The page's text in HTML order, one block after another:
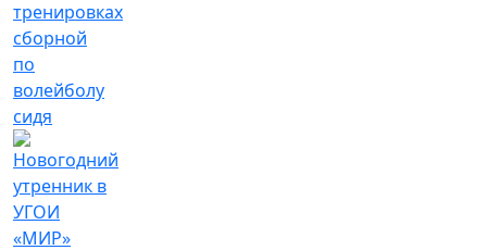
тренировках
сборной
по
волейболу
сидя